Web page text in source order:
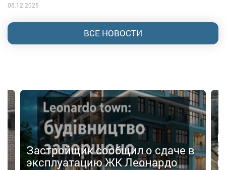
05.12.2025
ВСЕ НОВОСТИ
Застройщик сообщил о сдаче в
эксплуатацию ЖК Леонардо